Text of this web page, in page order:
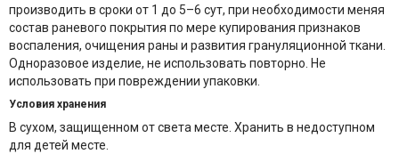
производить в сроки от 1 до 5–6 сут, при необходимости меняя
состав раневого покрытия по мере купирования признаков
воспаления, очищения раны и развития грануляционной ткани.
Одноразовое изделие, не использовать повторно. Не
использовать при повреждении упаковки.
Условия хранения
В сухом, защищенном от света месте. Хранить в недоступном
для детей месте.